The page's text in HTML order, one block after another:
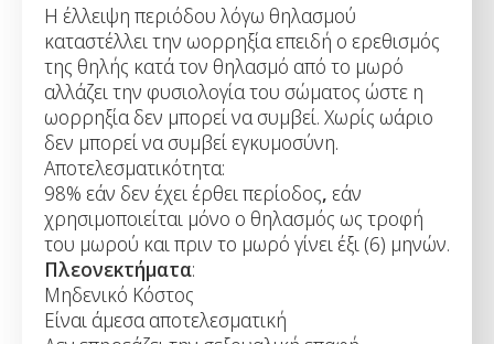
Η έλλειψη περιόδου λόγω θηλασμού
καταστέλλει την ωορρηξία επειδή ο ερεθισμός
της θηλής κατά τον θηλασμό από το μωρό
αλλάζει την φυσιολογία του σώματος ώστε η
ωορρηξία δεν μπορεί να συμβεί. Χωρίς ωάριο
δεν μπορεί να συμβεί εγκυμοσύνη.
Αποτελεσματικότητα:
98% εάν δεν έχει έρθει περίοδος, εάν
χρησιμοποιείται μόνο ο θηλασμός ως τροφή
του μωρού και πριν το μωρό γίνει έξι (6) μηνών.
Πλεονεκτήματα:
Μηδενικό Κόστος
Είναι άμεσα αποτελεσματική